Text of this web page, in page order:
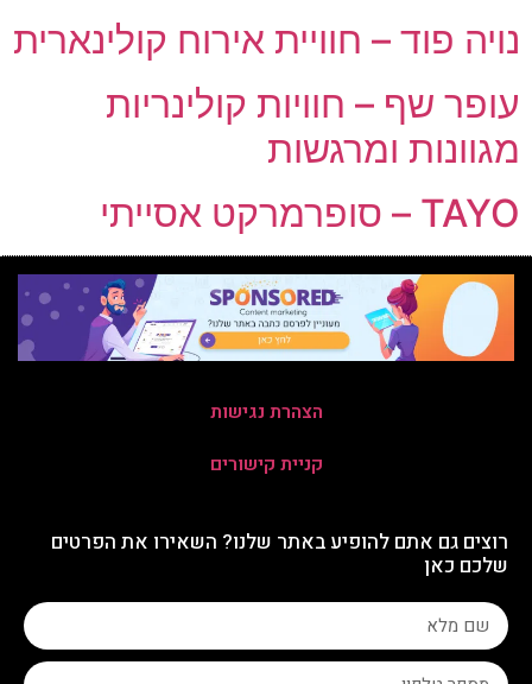
נויה פוד – חוויית אירוח קולינארית
עופר שף – חוויות קולינריות
מגוונות ומרגשות
TAYO – סופרמרקט אסייתי
הצהרת נגישות
קניית קישורים
רוצים גם אתם להופיע באתר שלנו? השאירו את הפרטים
שלכם כאן